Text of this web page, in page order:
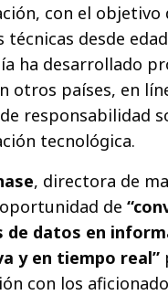
con el
técnicas desde
ha desarrollado
otros países, en
responsabilidad
tecnológica.
, directora de
de
de datos en
y en tiempo real”
con los